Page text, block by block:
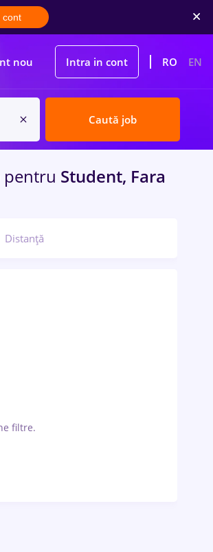
cont
nou Intra in cont RO EN
Caută job
pentru Student, Fara
Distanță
filtre.